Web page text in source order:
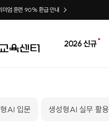
미엄 훈련 90% 환급 안내
2026 신규
AI 입문 생성형AI 실무 활용